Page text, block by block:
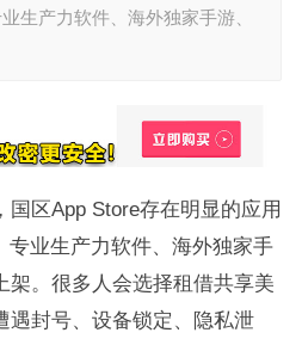
生产力软件、海外独家手游、
国区App Store存在明显的应用
专业生产力软件、海外独家手
架。很多人会选择租借共享美
遇封号、设备锁定、隐私泄